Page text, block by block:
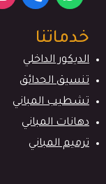
خدماتنا
الديكور الداخلي
تنسيق الحدائق
تشطيب المباني
دهانات المباني
ترميم المباني